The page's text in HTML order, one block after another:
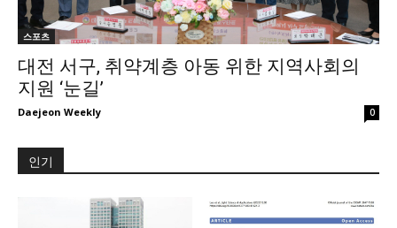
스포츠
대전 서구, 취약계층 아동 위한 지역사회의
지원 ‘눈길’
Daejeon Weekly 0
인기